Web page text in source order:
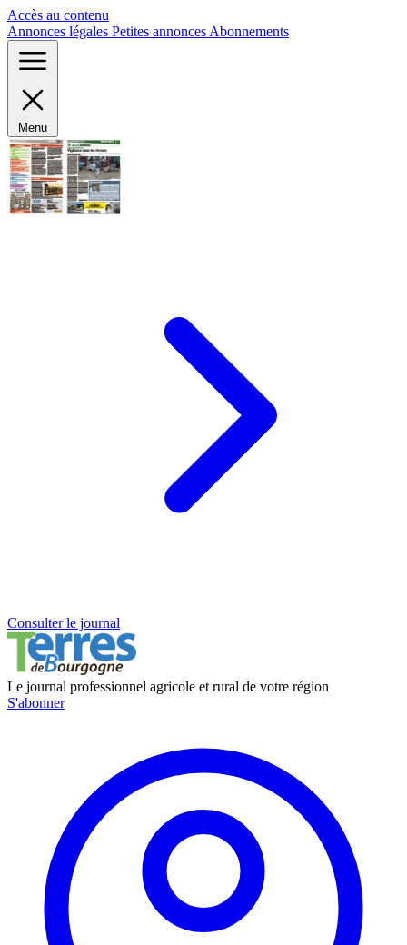
Accès au contenu
Annonces légales Petites annonces Abonnements
Menu
Consulter le journal
Le journal professionnel agricole et rural de votre région
S'abonner
Panneau de gestion des cookies